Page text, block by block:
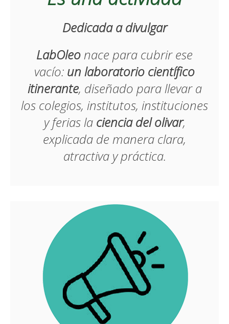
Dedicada a divulgar
LabOleonace para cubrir ese
vacío: un laboratorio científico
itinerante, diseñado para llevar a
los colegios, institutos, instituciones
y ferias la ciencia del olivar,
explicada de manera clara,
atractiva y práctica.